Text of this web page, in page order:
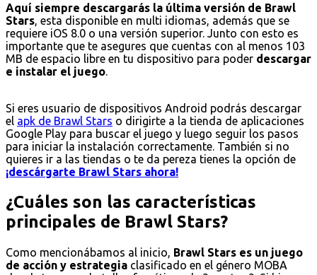
Aquí siempre descargarás la última versión de Brawl
Stars, esta disponible en multi idiomas, además que se
requiere iOS 8.0 o una versión superior. Junto con esto es
importante que te asegures que cuentas con al menos 103
MB de espacio libre en tu dispositivo para poder descargar
e instalar el juego.
Si eres usuario de dispositivos Android podrás descargar
el apk de Brawl Stars o dirigirte a la tienda de aplicaciones
Google Play para buscar el juego y luego seguir los pasos
para iniciar la instalación correctamente. También si no
quieres ir a las tiendas o te da pereza tienes la opción de
¡descárgarte Brawl Stars ahora!
¿Cuáles son las características
principales de Brawl Stars?
Como mencionábamos al inicio, Brawl Stars es un juego
de acción y estrategia clasificado en el género MOBA